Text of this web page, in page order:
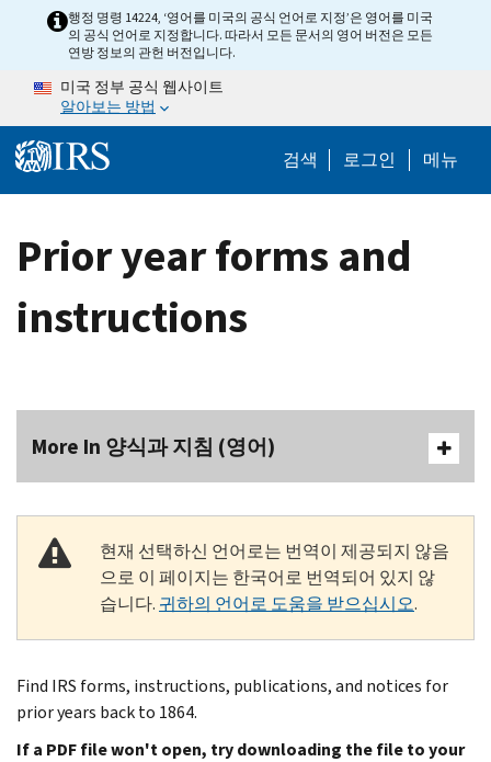
Skip to main content
행정 명령 14224, ‘영어를 미국의 공식 언어로 지정’은 영어를 미국
의 공식 언어로 지정합니다. 따라서 모든 문서의 영어 버전은 모든
연방 정보의 관헌 버전입니다.
미국 정부 공식 웹사이트
알아보는 방법
검색 Help Menu
로그인 메뉴
Prior year forms and
instructions
More In 양식과 지침 (영어)
현재 선택하신 언어로는 번역이 제공되지 않음
으로 이 페이지는 한국어로 번역되어 있지 않
습니다. 귀하의 언어로 도움을 받으십시오.
Find IRS forms, instructions, publications, and notices for
prior years back to 1864.
If a PDF file won't open, try downloading the file to your